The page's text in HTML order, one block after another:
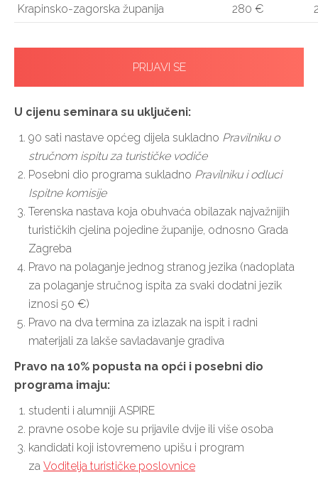
Krapinsko-zagorska županija 280 €
PRIJAVI SE
U cijenu seminara su uključeni:
90 sati nastave općeg dijela sukladno Pravilniku o
stručnom ispitu za turističke vodiče
Posebni dio programa sukladno Pravilniku i odluci
Ispitne komisije
Terenska nastava koja obuhvaća obilazak najvažnijih
turističkih cjelina pojedine županije, odnosno Grada
Zagreba
Pravo na polaganje jednog stranog jezika (nadoplata
za polaganje stručnog ispita za svaki dodatni jezik
iznosi 50 €)
Pravo na dva termina za izlazak na ispit i radni
materijali za lakše savladavanje gradiva
Pravo na 10% popusta na opći i posebni dio
programa imaju:
studenti i alumniji ASPIRE
pravne osobe koje su prijavile dvije ili više osoba
kandidati koji istovremeno upišu i program
za Voditelja turističke poslovnice